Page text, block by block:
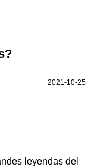
2021-10-25
leyendas del